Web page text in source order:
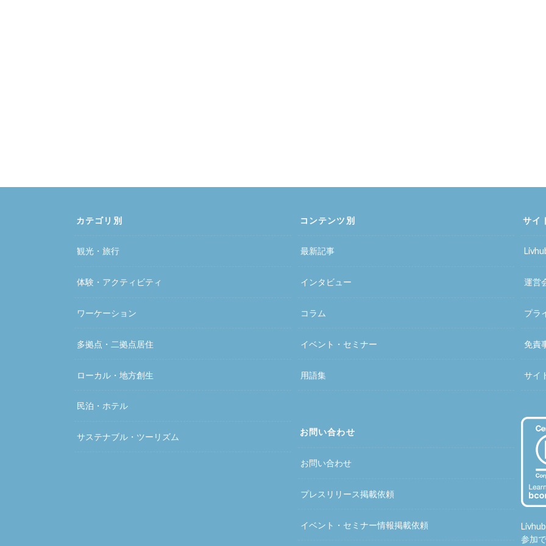
カテゴリ別
観光・旅行
体験・アクティビティ
ワーケーション
多拠点・二拠点居住
ローカル・地方創生
民泊・ホテル
サステナブル・ツーリズム
コンテンツ別
最新記事
インタビュー
コラム
イベント・セミナー
用語集
お問い合わせ
お問い合わせ
プレスリリース掲載依頼
イベント・セミナー情報掲載依頼
サイ
運営
プラ
免責
サイ
参加